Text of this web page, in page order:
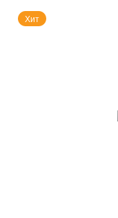
Хит